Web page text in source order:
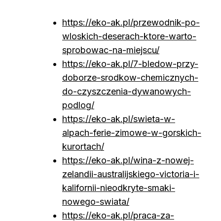
https://eko-ak.pl/przewodnik-po-
wloskich-deserach-ktore-warto-
sprobowac-na-miejscu/
https://eko-ak.pl/7-bledow-przy-
doborze-srodkow-chemicznych-
do-czyszczenia-dywanowych-
podlog/
https://eko-ak.pl/swieta-w-
alpach-ferie-zimowe-w-gorskich-
kurortach/
https://eko-ak.pl/wina-z-nowej-
zelandii-australijskiego-victoria-i-
kalifornii-nieodkryte-smaki-
nowego-swiata/
https://eko-ak.pl/praca-za-